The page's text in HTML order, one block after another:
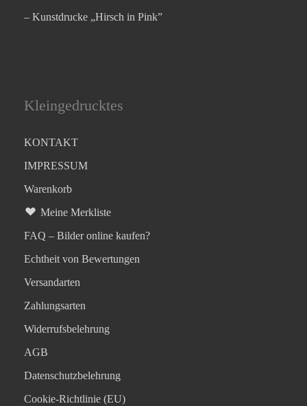
– Kunstdrucke „Hirsch in Pink”
Kleingedrucktes
KONTAKT
IMPRESSUM
Warenkorb
Meine Merkliste
FAQ – Bilder online kaufen?
Echtheit von Bewertungen
Versandarten
Zahlungsarten
Widerrufsbelehrung
AGB
Datenschutzbelehrung
Cookie-Richtlinie (EU)